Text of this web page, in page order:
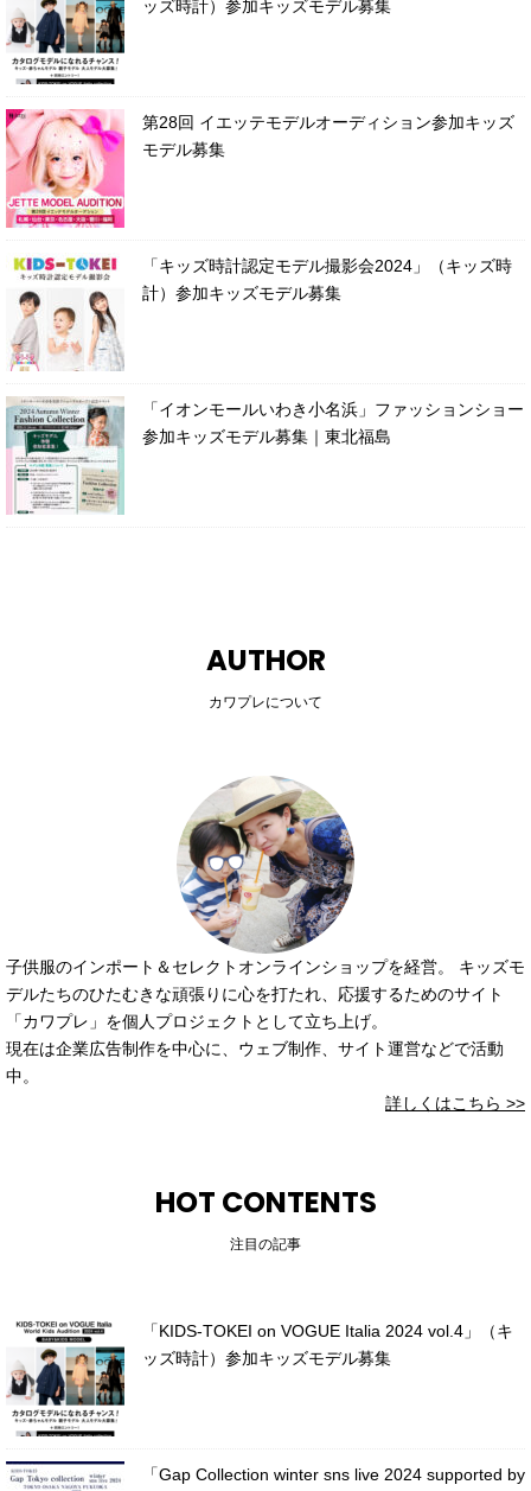
ッズ時計）参加キッズモデル募集
第28回 イエッテモデルオーディション参加キッズ
モデル募集
「キッズ時計認定モデル撮影会2024」（キッズ時
計）参加キッズモデル募集
「イオンモールいわき小名浜」ファッションショー
参加キッズモデル募集｜東北福島
AUTHOR
カワプレについて
子供服のインポート＆セレクトオンラインショップを経営。 キッズモ
デルたちのひたむきな頑張りに心を打たれ、応援するためのサイト
「カワプレ」を個人プロジェクトとして立ち上げ。
現在は企業広告制作を中心に、ウェブ制作、サイト運営などで活動
中。
詳しくはこちら >>
HOT CONTENTS
注目の記事
「KIDS-TOKEI on VOGUE Italia 2024 vol.4」（キ
ッズ時計）参加キッズモデル募集
「Gap Collection winter sns live 2024 supported by